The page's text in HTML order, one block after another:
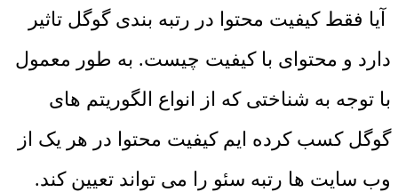
آیا فقط کیفیت محتوا در رتبه بندی گوگل تاثیر
دارد و محتوای با کیفیت چیست. به طور معمول
با توجه به شناختی که از انواع الگوریتم‌ های
گوگل کسب کرده‌ ایم کیفیت محتوا در هر یک از
وب سایت ‌ها رتبه سئو را می ‌تواند تعیین کند.